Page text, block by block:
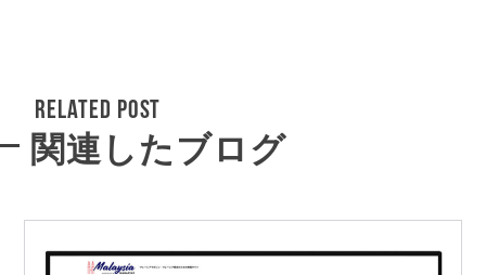
RELATED POST
関連したブログ